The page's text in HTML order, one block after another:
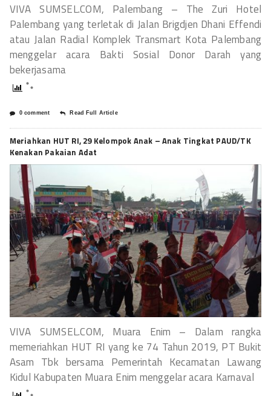
VIVA SUMSEL.COM, Palembang – The Zuri Hotel
Palembang yang terletak di Jalan Brigdjen Dhani Effendi
atau Jalan Radial Komplek Transmart Kota Palembang
menggelar acara Bakti Sosial Donor Darah yang
bekerjasama
0 comment Read Full Article
Meriahkan HUT RI, 29 Kelompok Anak – Anak Tingkat PAUD/TK
Kenakan Pakaian Adat
VIVA SUMSEL.COM, Muara Enim – Dalam rangka
memeriahkan HUT RI yang ke 74 Tahun 2019, PT Bukit
Asam Tbk bersama Pemerintah Kecamatan Lawang
Kidul Kabupaten Muara Enim menggelar acara Karnaval